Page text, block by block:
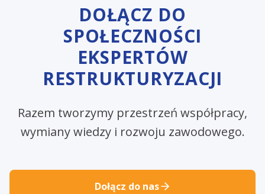
DOŁĄCZ DO
SPOŁECZNOŚCI
EKSPERTÓW
RESTRUKTURYZACJI
Razem tworzymy przestrzeń współpracy,
wymiany wiedzy i rozwoju zawodowego.
Dołącz do nas